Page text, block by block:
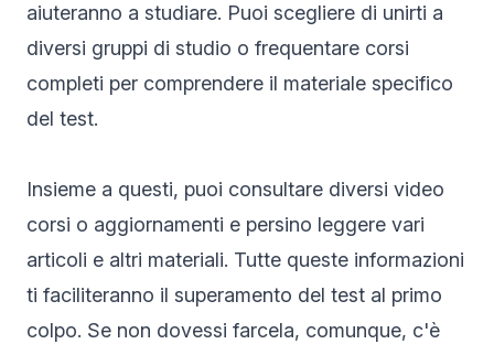
aiuteranno a studiare. Puoi scegliere di unirti a
diversi gruppi di studio o frequentare corsi
completi per comprendere il materiale specifico
del test.
Insieme a questi, puoi consultare diversi video
corsi o aggiornamenti e persino leggere vari
articoli e altri materiali. Tutte queste informazioni
ti faciliteranno il superamento del test al primo
colpo. Se non dovessi farcela, comunque, c'è